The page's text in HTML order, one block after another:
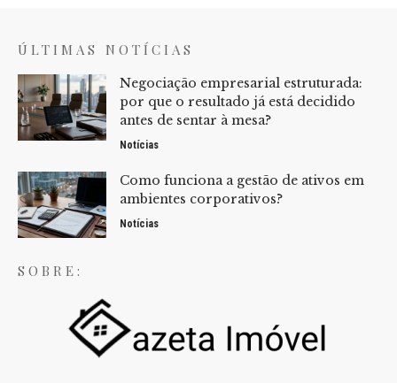
ÚLTIMAS NOTÍCIAS
Negociação empresarial estruturada:
por que o resultado já está decidido
antes de sentar à mesa?
Notícias
Como funciona a gestão de ativos em
ambientes corporativos?
Notícias
SOBRE: